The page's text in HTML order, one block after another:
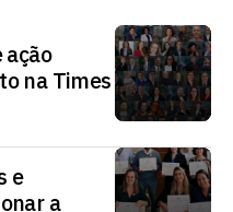
ação
na Times
e
a